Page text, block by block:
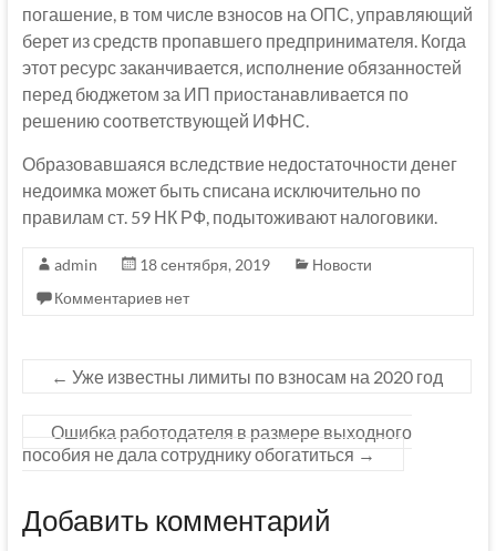
погашение, в том числе взносов на ОПС, управляющий
берет из средств пропавшего предпринимателя. Когда
этот ресурс заканчивается, исполнение обязанностей
перед бюджетом за ИП приостанавливается по
решению соответствующей ИФНС.
Образовавшаяся вследствие недостаточности денег
недоимка может быть списана исключительно по
правилам ст. 59 НК РФ, подытоживают налоговики.
admin 18 сентября, 2019
Новости
Комментариев нет
← Уже известны лимиты по взносам на 2020 год
Ошибка работодателя в размере выходного
пособия не дала сотруднику обогатиться →
Добавить комментарий